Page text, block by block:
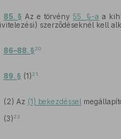
85. § Az e törvény55. §-a a
szerződéseknél kell
86–88. § 20
89. § (1) 21
(2) Az (1) bekezdéssel
(3) 22